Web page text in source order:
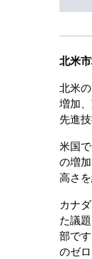
北米
北米
増加
先進
米国
の増
高さ
カナ
た議
部で
のゼ